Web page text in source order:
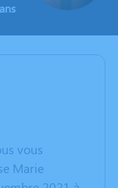
vous
Marie